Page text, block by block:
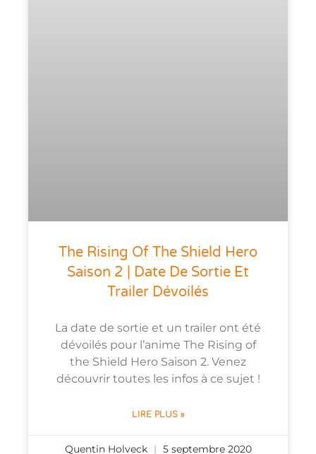
The Rising Of The Shield Hero
Saison 2 | Date De Sortie Et
Trailer Dévoilés
La date de sortie et un trailer ont été
dévoilés pour l’anime The Rising of
the Shield Hero Saison 2. Venez
découvrir toutes les infos à ce sujet !
LIRE PLUS »
Quentin Holveck 5 septembre 2020